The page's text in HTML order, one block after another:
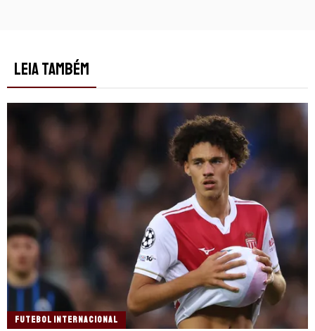
LEIA TAMBÉM
FUTEBOL INTERNACIONAL